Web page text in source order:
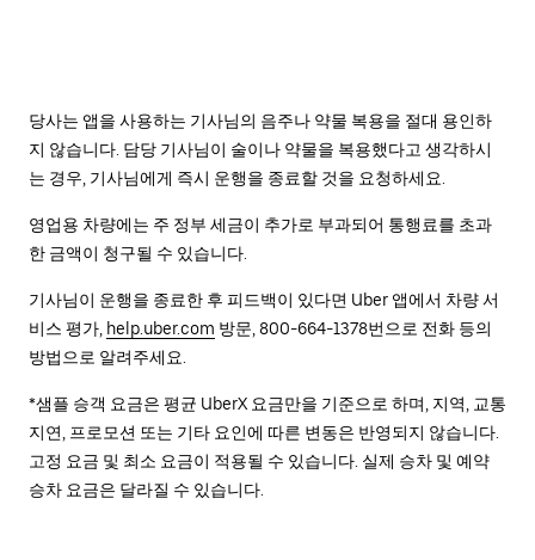
당사는 앱을 사용하는 기사님의 음주나 약물 복용을 절대 용인하
지 않습니다. 담당 기사님이 술이나 약물을 복용했다고 생각하시
는 경우, 기사님에게 즉시 운행을 종료할 것을 요청하세요.
영업용 차량에는 주 정부 세금이 추가로 부과되어 통행료를 초과
한 금액이 청구될 수 있습니다.
기사님이 운행을 종료한 후 피드백이 있다면 Uber 앱에서 차량 서
비스 평가, help.uber.com 방문, 800-664-1378번으로 전화 등의
방법으로 알려주세요.
*샘플 승객 요금은 평균 UberX 요금만을 기준으로 하며, 지역, 교통
지연, 프로모션 또는 기타 요인에 따른 변동은 반영되지 않습니다.
고정 요금 및 최소 요금이 적용될 수 있습니다. 실제 승차 및 예약
승차 요금은 달라질 수 있습니다.